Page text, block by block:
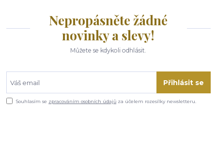
Nepropásněte žádné
novinky a slevy!
Můžete se kdykoli odhlásit.
Přihlásit se
Souhlasím se zpracováním osobních údajů za účelem rozesílky newsletteru.